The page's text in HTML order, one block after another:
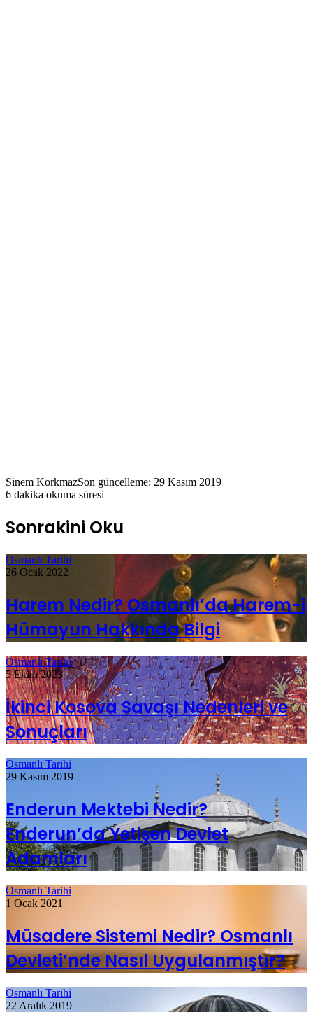
Sinem KorkmazSon güncelleme: 29 Kasım 2019
6 dakika okuma süresi
Sonrakini Oku
Osmanlı Tarihi
26 Ocak 2022
Harem Nedir? Osmanlı’da Harem-i
Hümayun Hakkında Bilgi
Osmanlı Tarihi
5 Ekim 2023
İkinci Kosova Savaşı Nedenleri ve
Sonuçları
Osmanlı Tarihi
29 Kasım 2019
Enderun Mektebi Nedir?
Enderun’da Yetişen Devlet
Adamları
Osmanlı Tarihi
1 Ocak 2021
Müsadere Sistemi Nedir? Osmanlı
Devleti’nde Nasıl Uygulanmıştır?
Osmanlı Tarihi
22 Aralık 2019